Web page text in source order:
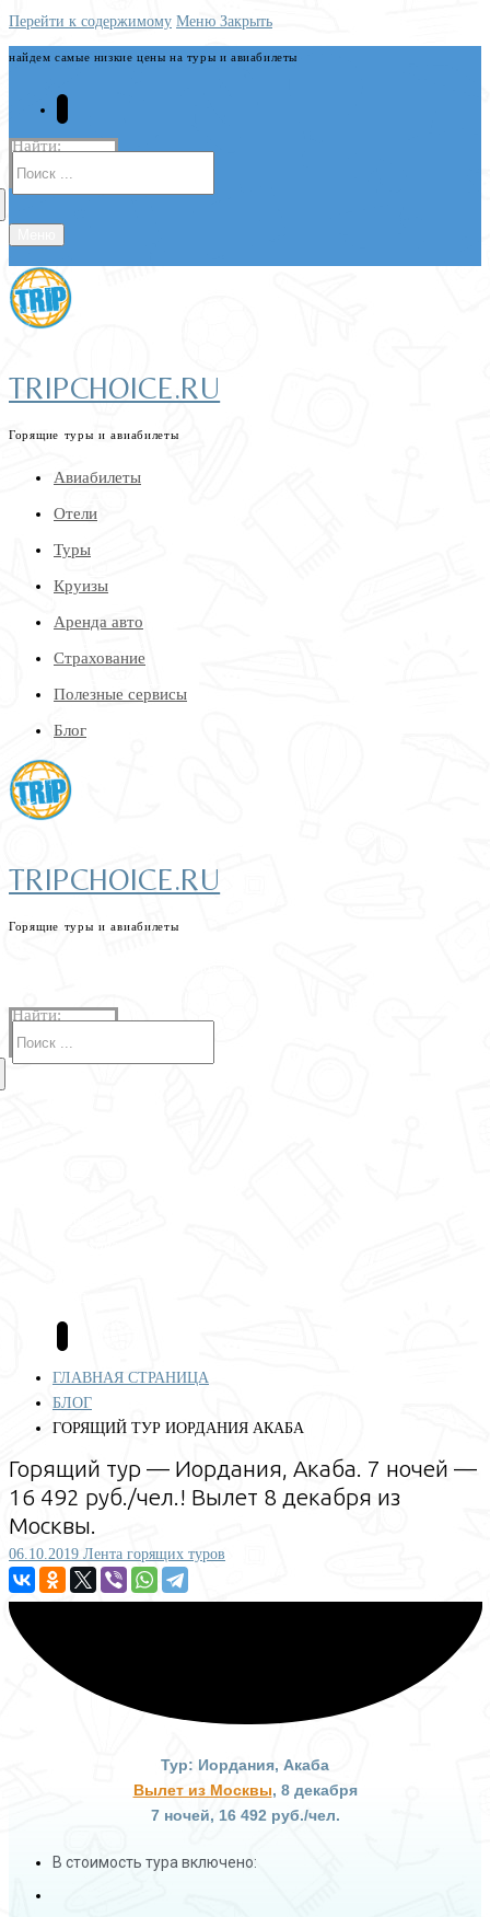
Перейти к содержимому Меню Закрыть
найдем самые низкие цены на туры и авиабилеты
Найти:
TRIPCHOICE.RU
Горящие туры и авиабилеты
Авиабилеты
Отели
Туры
Круизы
Аренда авто
Страхование
Полезные сервисы
Блог
TRIPCHOICE.RU
Горящие туры и авиабилеты
Найти:
ГЛАВНАЯ СТРАНИЦА
БЛОГ
ГОРЯЩИЙ ТУР ИОРДАНИЯ АКАБА
Горящий тур — Иордания, Акаба. 7 ночей —
16 492 руб./чел.! Вылет 8 декабря из
Москвы.
06.10.2019 Лента горящих туров
Тур: Иордания​, Акаба
Вылет из Москвы, 8 декабря​
7ночей, 16 492 руб./чел.
В стоимость тура включено: